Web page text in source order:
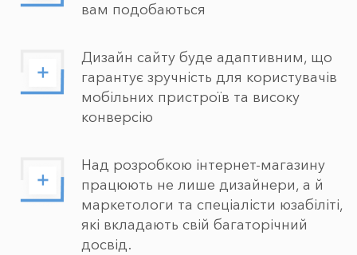
вам подобаються
Дизайн сайту буде адаптивним, що
гарантує зручність для користувачів
мобільних пристроїв та високу
конверсію
Над розробкою інтернет-магазину
працюють не лише дизайнери, а й
маркетологи та спеціалісти юзабіліті,
які вкладають свій багаторічний
досвід.